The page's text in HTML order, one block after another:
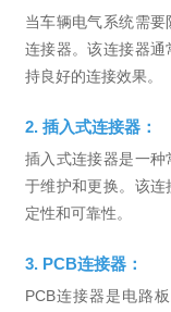
当车辆电气系统需要防水、防尘和防潮要求时，通常会使用密封
连接器。该连接器
持良好的连接效果。
2. 插入式连接器：
插入式连接器是一种常见的汽车连接器，采用插拔式连接方式便
于维护和更换。该
定性和可靠性。
3. PCB连接器：
PCB连接器是电路板上用于连接电子设备与电路板电路的连接